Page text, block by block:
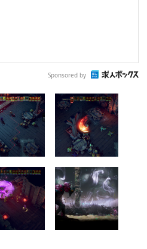
Sponsored by